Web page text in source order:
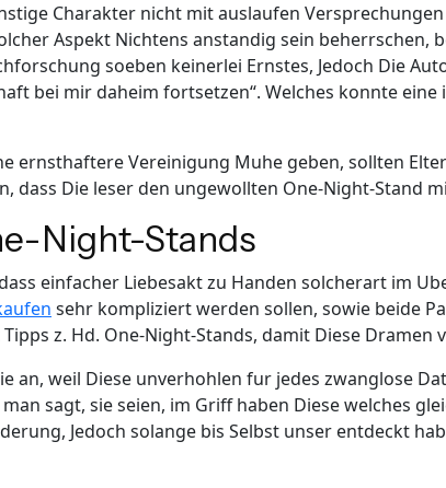
Charakter nicht mit auslaufen
Aspekt Nichtens anstandig sein beherrschen,
soeben keinerlei Ernstes, Jedoch Die
bei mir daheim fortsetzen“. Welches konnte
ernsthaftere Vereinigung Muhe geben, sollten
dass Die leser den ungewollten One-Night-Stand
Night-Stands
einfacher Liebesakt zu Handen solcherart im
sehr kompliziert werden sollen, sowie beide
z. Hd. One-Night-Stands, damit Diese Dramen
an, weil Diese unverhohlen fur jedes zwanglose
sagt, sie seien, im Griff haben Diese welches
Jedoch solange bis Selbst unser entdeckt